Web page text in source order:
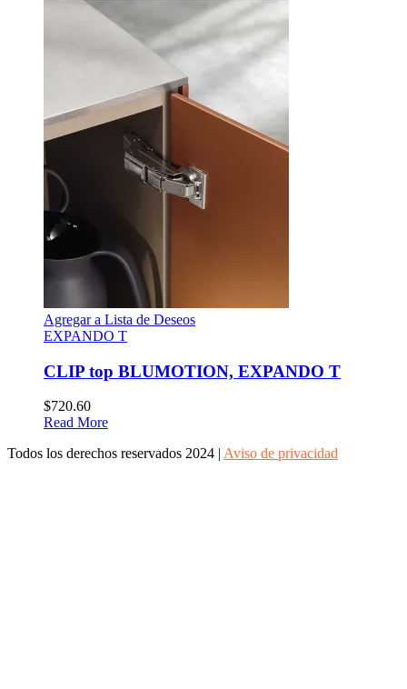
Agregar a Lista de Deseos
EXPANDO T
CLIP top BLUMOTION, EXPANDO T
$720.60
Read More
Todos los derechos reservados 2024 | Aviso de privacidad